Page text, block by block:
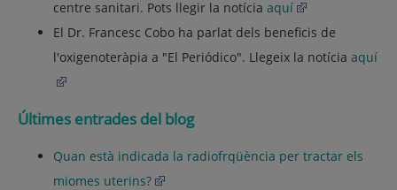
centre sanitari. Pots llegir la notícia aquí
El Dr. Francesc Cobo ha parlat dels beneficis de
l'oxigenoteràpia a "El Periódico". Llegeix la notícia aquí
Últimes entrades del blog
Quan està indicada la radiofrqüència per tractar els
miomes uterins?